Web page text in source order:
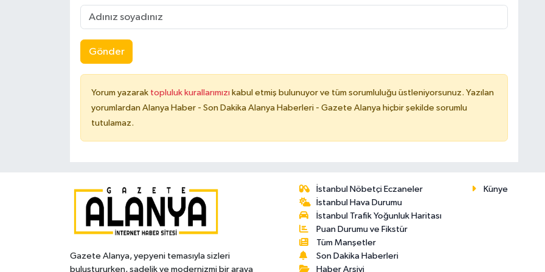
Gönder
Yorum yazarak topluluk kurallarımızı kabul etmiş bulunuyor ve tüm sorumluluğu üstleniyorsunuz. Yazılan
yorumlardan Alanya Haber - Son Dakika Alanya Haberleri - Gazete Alanya hiçbir şekilde sorumlu
tutulamaz.
Gazete Alanya, yepyeni temasıyla sizleri
buluştururken, sadelik ve modernizmi bir araya
İstanbul Nöbetçi Eczaneler
İstanbul Hava Durumu
İstanbul Trafik Yoğunluk Haritası
Puan Durumu ve Fikstür
Tüm Manşetler
Son Dakika Haberleri
Haber Arşivi
Künye